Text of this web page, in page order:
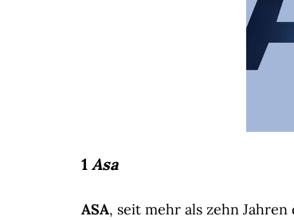
1 Asa
ASA, seit mehr als zehn